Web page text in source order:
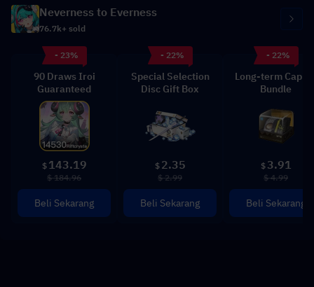
Neverness to Everness
76.7k+ sold
- 23%
90 Draws Iroi
Guaranteed
$ 143.19
$ 184.96
Beli Sekarang
- 22%
Special Selection
Disc Gift Box
$ 2.35
$ 2.99
Beli Sekarang
- 22%
Long-term
Bundle
$ 3.91
$ 4.99
Beli Sekarang